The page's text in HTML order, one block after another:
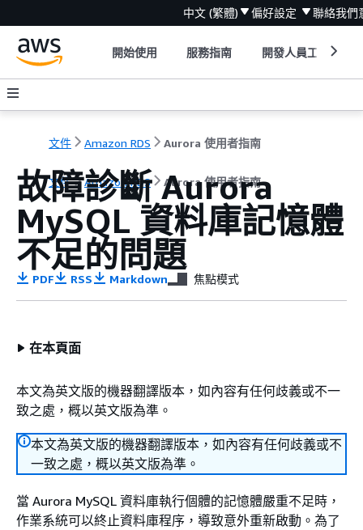
中文 (繁體) 偏好設定 聯絡我們
開始使用 服務指南 開發人員工具
文件 Amazon RDS Aurora 使用者指南
文件 Amazon RDS Aurora 使用者指南
故障診斷 Aurora
MySQL 資料庫記憶體
不足的問題
PDF RSS Markdown 焦點模式
在本頁面
本文為英文版的機器翻譯版本，如內容有任何歧義或不一
致之處，概以英文版為準。
本文為英文版的機器翻譯版本，如內容有任何歧義或不
一致之處，概以英文版為準。
當 Aurora MySQL 資料庫執行個體的記憶體嚴重不足時，
作業系統可以終止資料庫程序，導致意外重新啟動。為了